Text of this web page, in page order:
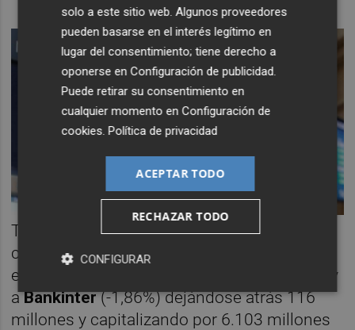
Tampoco les fue bien aBankia(-9,66%),
cuyo valor en bolsa cedió 772 millones de
euros hasta situarse en los 7.126 millones; y
aBankinter(-1,86%) dejándose atrás 116
millones y capitalizando por 6.103 millones
solo a este sitio web. Algunos proveedores
pueden basarse en el interés legítimo en
lugar del consentimiento; tiene derecho a
oponerse enConfiguración de publicidad
Puede retirar su consentimiento en
cualquier momento enConfiguración de
cookies .Política de privacidad
ACEPTAR TODO
RECHAZAR TODO
CONFIGURAR